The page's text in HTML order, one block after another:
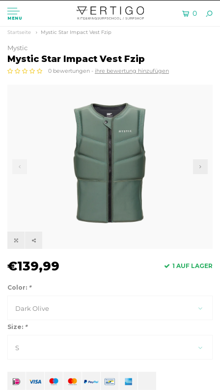
MENU
0
Startseite Mystic Star Impact Vest Fzip
Mystic
Mystic Star Impact Vest Fzip
0 bewertungen - ihre bewertung hinzufügen
€139,99 1 AUF LAGER
Color: *
Dark Olive
Size: *
S